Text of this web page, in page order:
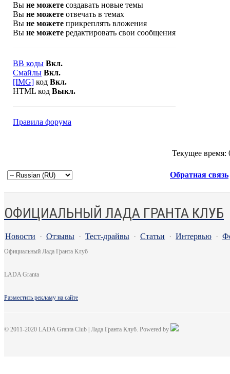
Вы не можете создавать новые темы
Вы не можете отвечать в темах
Вы не можете прикреплять вложения
Вы не можете редактировать свои сообщения
BB коды Вкл.
Смайлы Вкл.
[IMG] код Вкл.
HTML код Выкл.
Правила форума
Текущее время:
Обратная связь
ОФИЦИАЛЬНЫЙ ЛАДА ГРАНТА КЛУБ
Новости · Отзывы · Тест-драйвы · Статьи · Интервью ·
Официальный Лада Гранта Клуб
LADA Granta
Разместить рекламу на сайте
© 2011-2020 LADA Granta Club | Лада Гранта Клуб. Powered by